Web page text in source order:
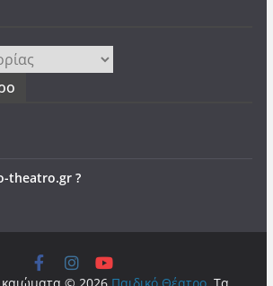
theatro.gr ?
© 2026 Παιδικό Θέατρο. Τα